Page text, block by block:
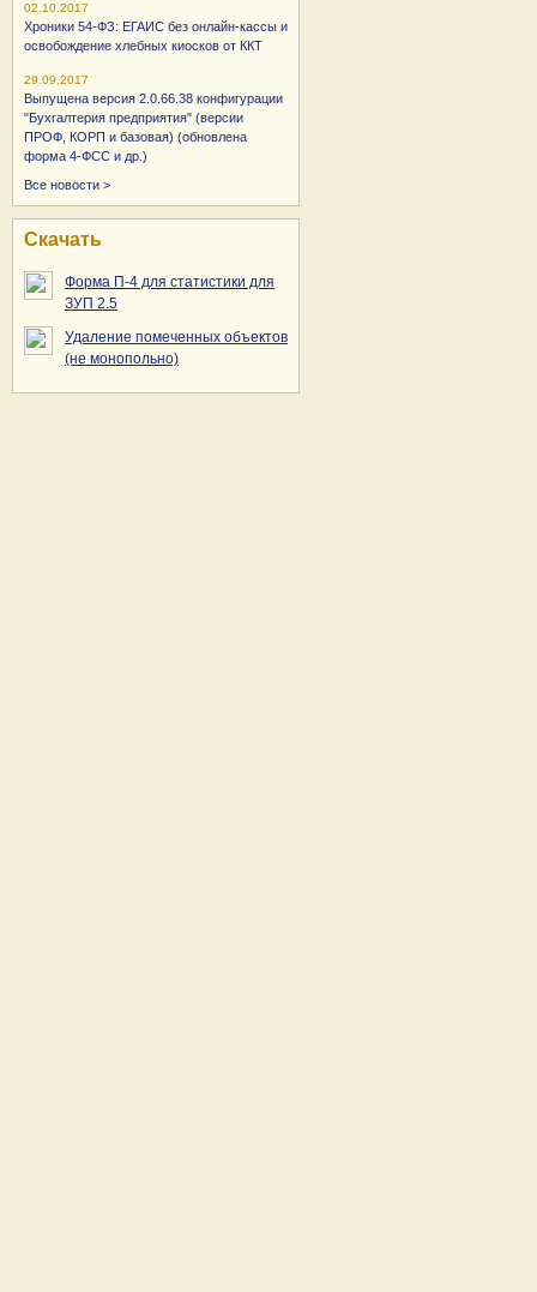
02.10.2017
Хроники 54-ФЗ: ЕГАИС без онлайн-кассы и
освобождение хлебных киосков от ККТ
29.09.2017
Выпущена версия 2.0.66.38 конфигурации
"Бухгалтерия предприятия" (версии
ПРОФ, КОРП и базовая) (обновлена
форма 4-ФСС и др.)
Все новости >
Скачать
Форма П-4 для статистики для
ЗУП 2.5
Удаление помеченных объектов
(не монопольно)